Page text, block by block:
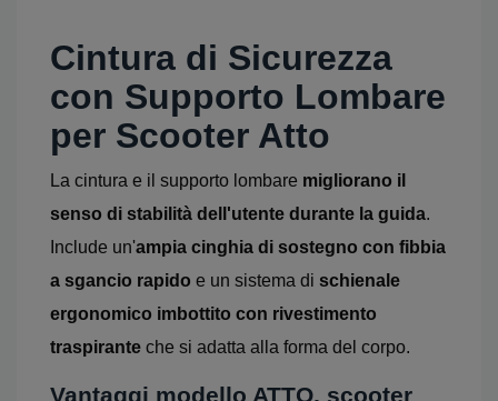
Cintura di Sicurezza
con Supporto Lombare
per Scooter Atto
La cintura e il supporto lombare migliorano il
senso di stabilità dell'utente durante la guida.
Include un'ampia cinghia di sostegno con fibbia
a sgancio rapido e un sistema di schienale
ergonomico imbottito con rivestimento
traspirante che si adatta alla forma del corpo.
Vantaggi modello ATTO, scooter